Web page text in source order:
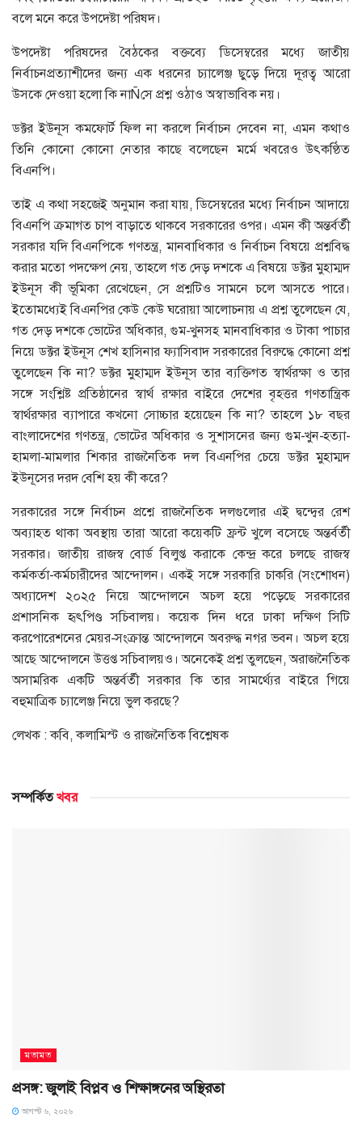
বলে মনে করে উপদেষ্টা পরিষদ।
উপদেষ্টা পরিষদের বৈঠকের বক্তব্যে ডিসেম্বরের মধ্যে জাতীয়
নির্বাচনপ্রত্যাশীদের জন্য এক ধরনের চ্যালেঞ্জ ছুড়ে দিয়ে দূরত্ব আরো
উসকে দেওয়া হলো কি নাÑসে প্রশ্ন ওঠাও অস্বাভাবিক নয়।
ডক্টর ইউনূস কমফোর্ট ফিল না করলে নির্বাচন দেবেন না, এমন কথাও
তিনি কোনো কোনো নেতার কাছে বলেছেন মর্মে খবরেও উৎকণ্ঠিত
বিএনপি।
তাই এ কথা সহজেই অনুমান করা যায়, ডিসেম্বরের মধ্যে নির্বাচন আদায়ে
বিএনপি ক্রমাগত চাপ বাড়াতে থাকবে সরকারের ওপর। এমন কী অন্তর্বর্তী
সরকার যদি বিএনপিকে গণতন্ত্র, মানবাধিকার ও নির্বাচন বিষয়ে প্রশ্নবিদ্ধ
করার মতো পদক্ষেপ নেয়, তাহলে গত দেড় দশকে এ বিষয়ে ডক্টর মুহাম্মদ
ইউনূস কী ভূমিকা রেখেছেন, সে প্রশ্নটিও সামনে চলে আসতে পারে।
ইতোমধ্যেই বিএনপির কেউ কেউ ঘরোয়া আলোচনায় এ প্রশ্ন তুলেছেন যে,
গত দেড় দশকে ভোটের অধিকার, গুম-খুনসহ মানবাধিকার ও টাকা পাচার
নিয়ে ডক্টর ইউনূস শেখ হাসিনার ফ্যাসিবাদ সরকারের বিরুদ্ধে কোনো প্রশ্ন
তুলেছেন কি না? ডক্টর মুহাম্মদ ইউনূস তার ব্যক্তিগত স্বার্থরক্ষা ও তার
সঙ্গে সংশ্লিষ্ট প্রতিষ্ঠানের স্বার্থ রক্ষার বাইরে দেশের বৃহত্তর গণতান্ত্রিক
স্বার্থরক্ষার ব্যাপারে কখনো সোচ্চার হয়েছেন কি না? তাহলে ১৮ বছর
বাংলাদেশের গণতন্ত্র, ভোটের অধিকার ও সুশাসনের জন্য গুম-খুন-হত্যা-
হামলা-মামলার শিকার রাজনৈতিক দল বিএনপির চেয়ে ডক্টর মুহাম্মদ
ইউনূসের দরদ বেশি হয় কী করে?
সরকারের সঙ্গে নির্বাচন প্রশ্নে রাজনৈতিক দলগুলোর এই দ্বন্দ্বের রেশ
অব্যাহত থাকা অবস্থায় তারা আরো কয়েকটি ফ্রন্ট খুলে বসেছে অন্তর্বর্তী
সরকার। জাতীয় রাজস্ব বোর্ড বিলুপ্ত করাকে কেন্দ্র করে চলছে রাজস্ব
কর্মকর্তা-কর্মচারীদের আন্দোলন। একই সঙ্গে সরকারি চাকরি (সংশোধন)
অধ্যাদেশ ২০২৫ নিয়ে আন্দোলনে অচল হয়ে পড়েছে সরকারের
প্রশাসনিক হৃৎপিণ্ড সচিবালয়। কয়েক দিন ধরে ঢাকা দক্ষিণ সিটি
করপোরেশনের মেয়র-সংক্রান্ত আন্দোলনে অবরুদ্ধ নগর ভবন। অচল হয়ে
আছে আন্দোলনে উত্তপ্ত সচিবালয়ও। অনেকেই প্রশ্ন তুলছেন, অরাজনৈতিক
অসামরিক একটি অন্তর্বর্তী সরকার কি তার সামর্থ্যের বাইরে গিয়ে
বহুমাত্রিক চ্যালেঞ্জ নিয়ে ভুল করছে?
লেখক : কবি, কলামিস্ট ও রাজনৈতিক বিশ্লেষক
সম্পর্কিতখবর
মতামত
প্রসঙ্গ: জুলাই বিপ্লব ও শিক্ষাঙ্গনের অস্থিরতা
আগস্ট ৬, ২০২৬